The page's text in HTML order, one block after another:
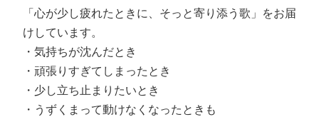
「心が少し疲れたときに、そっと寄り添う歌」をお届
けしています。
・気持ちが沈んだとき
・頑張りすぎてしまったとき
・少し立ち止まりたいとき
・うずくまって動けなくなったときも